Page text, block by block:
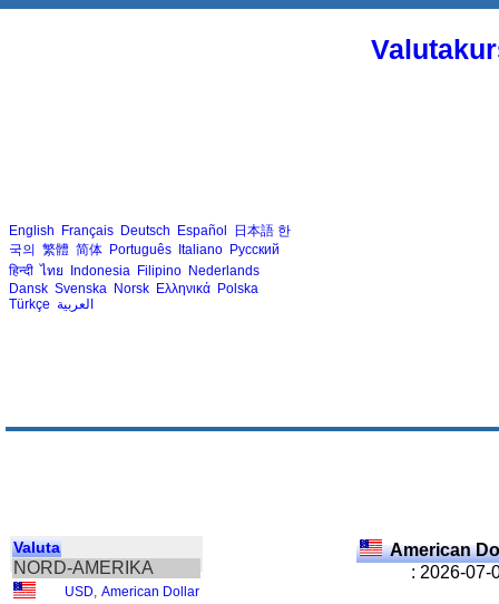
English Français Deutsch Español 日本語 한
국의 繁體 简体 Português Italiano Русский
हिन्दी ไทย Indonesia Filipino Nederlands
Dansk Svenska Norsk Ελληνικά Polska
Türkçe العربية
Valuta
NORD-AMERIKA
USD American Dollar
American
: 2026-07-